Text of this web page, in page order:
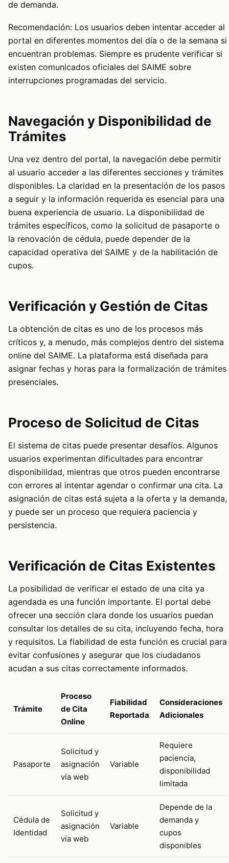
de demanda.
Recomendación: Los usuarios deben intentar acceder al
portal en diferentes momentos del día o de la semana si
encuentran problemas. Siempre es prudente verificar si
existen comunicados oficiales del SAIME sobre
interrupciones programadas del servicio.
Navegación y Disponibilidad de
Trámites
Una vez dentro del portal, la navegación debe permitir
al usuario acceder a las diferentes secciones y trámites
disponibles. La claridad en la presentación de los pasos
a seguir y la información requerida es esencial para una
buena experiencia de usuario. La disponibilidad de
trámites específicos, como la solicitud de pasaporte o
la renovación de cédula, puede depender de la
capacidad operativa del SAIME y de la habilitación de
cupos.
Verificación y Gestión de Citas
La obtención de citas es uno de los procesos más
críticos y, a menudo, más complejos dentro del sistema
online del SAIME. La plataforma está diseñada para
asignar fechas y horas para la formalización de trámites
presenciales.
Proceso de Solicitud de Citas
El sistema de citas puede presentar desafíos. Algunos
usuarios experimentan dificultades para encontrar
disponibilidad, mientras que otros pueden encontrarse
con errores al intentar agendar o confirmar una cita. La
asignación de citas está sujeta a la oferta y la demanda,
y puede ser un proceso que requiera paciencia y
persistencia.
Verificación de Citas Existentes
La posibilidad de verificar el estado de una cita ya
agendada es una función importante. El portal debe
ofrecer una sección clara donde los usuarios puedan
consultar los detalles de su cita, incluyendo fecha, hora
y requisitos. La fiabilidad de esta función es crucial para
evitar confusiones y asegurar que los ciudadanos
acudan a sus citas correctamente informados.
Trámite
Proceso
de Cita
Online
Fiabilidad
Reportada
Consideraciones
Adicionales
Pasaporte
Solicitud y
asignación
vía web
Variable
Requiere
paciencia,
disponibilidad
limitada
Cédula de
Identidad
Solicitud y
asignación
vía web
Variable
Depende de la
demanda y
cupos
disponibles